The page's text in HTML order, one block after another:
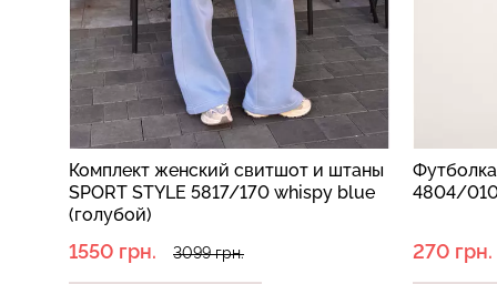
Футболка в рубчик хлопковая RIB
4804/010 sky blue (голубой)
270 грн. 899 грн.
в
270